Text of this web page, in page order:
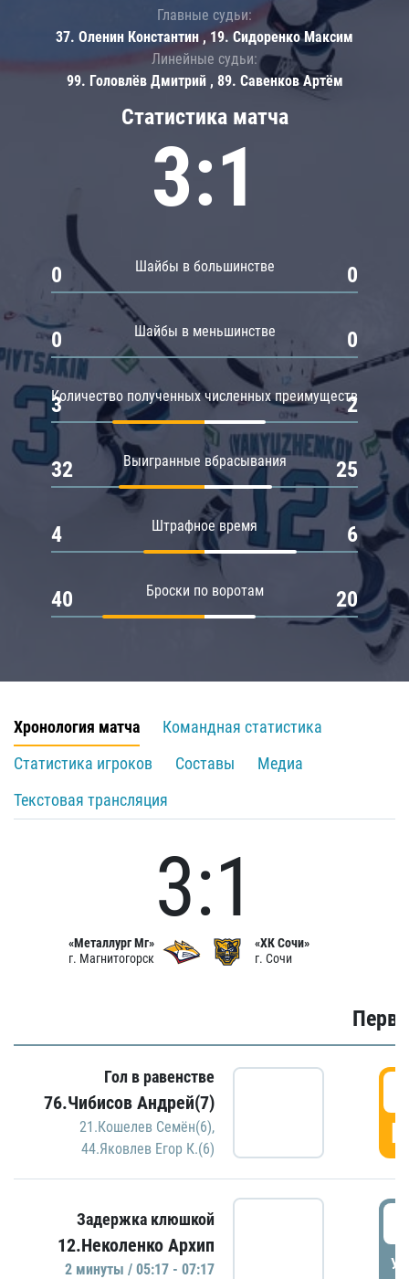
Статистика матча
3:1
Шайбы в большинстве
0 0
Шайбы в меньшинстве
0 0
Количество полученных численных преимуществ
3 2
Выигранные вбрасывания
32 25
Штрафное время
4 6
Броски по воротам
40 20
Главные судьи:
37. Оленин Константин , 19. Сидоренко Максим
Линейные судьи:
99. Головлёв Дмитрий , 89. Савенков Артём
Хронология матча
Командная статистика
Статистика игроков
Составы
Медиа
Текстовая трансляция
«Металлург Мг»
г. Магнитогорск
3:1
«ХК Сочи»
г. Сочи
Гол в равенстве
76.Чибисов Андрей(7)
21.Кошелев Семён(6),
44.Яковлев Егор К.(6)
Задержка клюшкой
12.Неколенко Архип
2 минуты / 05:17 - 07:17